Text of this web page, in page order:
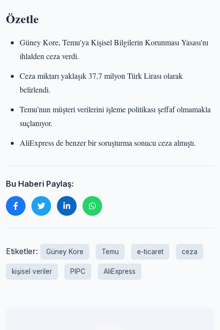
Özetle
Güney Kore, Temu'ya Kişisel Bilgilerin Korunması Yasası'nı
ihlalden ceza verdi.
Ceza miktarı yaklaşık 37,7 milyon Türk Lirası olarak
belirlendi.
Temu'nun müşteri verilerini işleme politikası şeffaf olmamakla
suçlanıyor.
AliExpress de benzer bir soruşturma sonucu ceza almıştı.
Bu Haberi Paylaş:
Etiketler: Güney Kore Temu e-ticaret ceza
kişisel veriler PIPC AliExpress